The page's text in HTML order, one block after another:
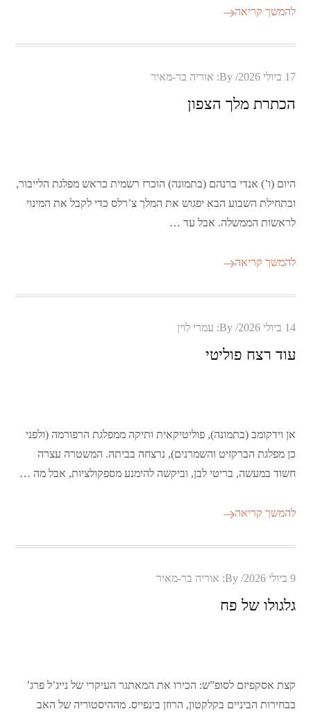
להמשך קריאה
Posted
17 ביולי 2026 By: אוריה בר-מאיר
הכתרת מלך הצפון
היום (ו’) אנדי ברנהם (בתמונה) הוכרז רשמית כראש מפלגת הלייבור,
ובתחילת השבוע הבא יפגוש את המלך צ’רלס כדי לקבל את המינוי
לראשות הממשלה. אבל עד …
להמשך קריאה
Posted
14 ביולי 2026 By: עמרי לוין
עוד רצח פוליטי
אן וידקומב (בתמונה), פוליטיקאית ותיקה ממפלגת הרפורמה (ולפני
כן מפלגת הברקזיט והשמרנים), נרצחה בביתה. המשטרה עצרה
חשוד במעשה, בריטי לבן, וביקשה להימנע מספקולציות, אבל מה …
להמשך קריאה
Posted
on
9 ביולי 2026 By: אוריה בר-מאיר
גלגולו של פח
קצת אסקפיזם לסופ”ש: הכירו את המאתגר העיקרי של נייג’ל פרג’
בבחירות הביניים בקלקטון, הרוזן בינפייס. מההיסטוריה של האב